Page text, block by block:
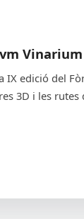
Vinarium
IX edició del
3D i les rutes